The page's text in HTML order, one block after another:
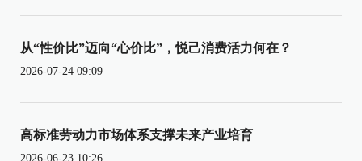
从“性价比”迈向“心价比”，悦己消费活力何在？
2026-07-24 09:09
高标准劳动力市场体系支撑未来产业培育
2026-06-23 10:26